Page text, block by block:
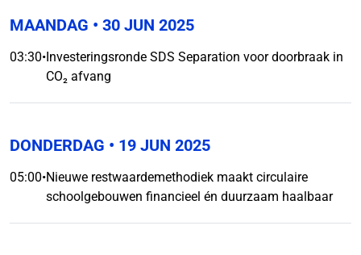
MAANDAG • 30 JUN 2025
03:30•Investeringsronde SDS Separation voor doorbraak in
CO₂ afvang
DONDERDAG • 19 JUN 2025
05:00•Nieuwe restwaardemethodiek maakt circulaire
schoolgebouwen financieel én duurzaam haalbaar